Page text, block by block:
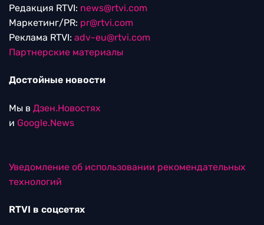
Редакция RTVI: news@rtvi.com
Маркетинг/PR: pr@rtvi.com
Реклама RTVI: adv-eu@rtvi.com
Партнерские материалы
Достойные новости
Мы в Дзен.Новостях
и Google.News
Уведомление об использовании рекомендательных
технологий
RTVI в соцсетях